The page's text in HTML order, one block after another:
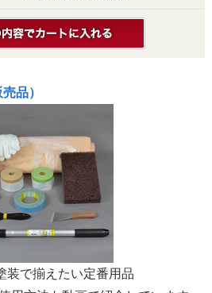
品）
装で揃えたい定番用品